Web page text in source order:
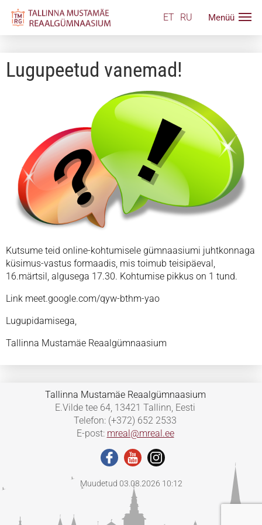
ET RU
Lugupeetud vanemad!
Kutsume teid online-kohtumisele gümnaasiumi juhtkonnaga
küsimus-vastus formaadis, mis toimub teisipäeval,
16.märtsil, algusega 17.30. Kohtumise pikkus on 1 tund.
Link meet.google.com/qyw-bthm-yao
Lugupidamisega,
Tallinna Mustamäe Reaalgümnaasium
Tallinna Mustamäe Reaalgümnaasium
E.Vilde tee 64, 13421 Tallinn, Eesti
Telefon: (+372) 652 2533
E-post: mreal@mreal.ee
Muudetud 03.08.2026 10:12